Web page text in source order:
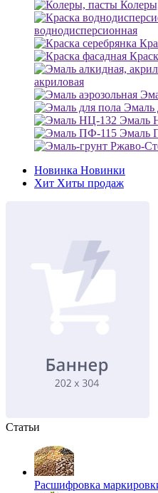
воднодисперсионная
акриловая
Эмаль
Эмаль
Эмаль
Новинка Новинки
Хит Хиты продаж
Статьи
Расшифровка